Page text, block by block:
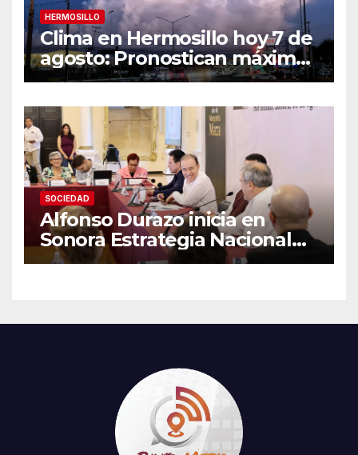
HERMOSILLO
Clima en Hermosillo hoy 7 de
agosto: Pronostican máxima
de 42°C, sensación térmica
probabilidad de lluvia
SOCIEDAD
Alfonso Durazo inicia en
Sonora Estrategia Nacional
para garantizar atención en